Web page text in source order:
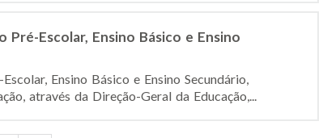
Escolar, Ensino Básico e Ensino
Ensino Básico e Ensino Secundário,
através da Direção-Geral da Educação,...